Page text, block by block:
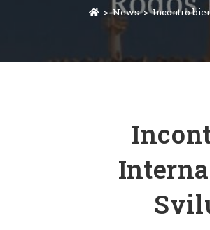
> News > Incontro